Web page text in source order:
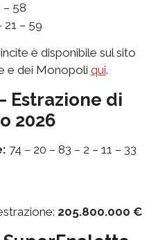
– 58
21 – 59
è disponibile sul sito
e dei Monopoli qui.
Estrazione di
2026
74 – 20 – 83 – 2 – 11 – 33
205.800.000 €